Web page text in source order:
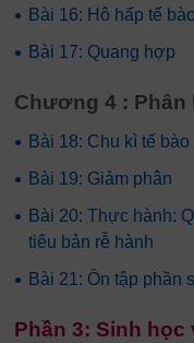
• Bài 16: Hô hấp tế bào
• Bài 17: Quang hợp
Chương 4 : Phân
• Bài 18: Chu kì tế
• Bài 19: Giảm phân
• Bài 20: Thực hành:
tiêu bản rễ hành
• Bài 21: Ôn tập phần
Phần 3: Sinh học